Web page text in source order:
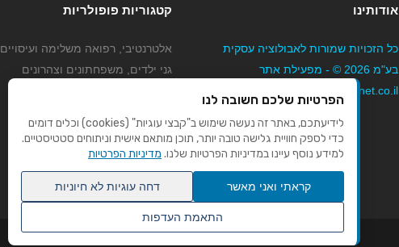
אודותינו
כל הזכויות שמורות לאבולוציה עסקית
בע"מ 2026 © - מפעילת אתר
Mybiznet.co.il
קטגוריות פופולריות
אלטרנטיבי, רפואה משלימה ועיסויים
גני ילדים, משפחתונים וצהרונים
הפרטיות שלכם חשובה לנו
לידיעתכם, באתר זה נעשה שימוש ב"קבצי עוגיות" (cookies) וכלים דומים
כדי לספק חוויית גלישה טובה יותר, תוכן מותאם אישית וניתוחים סטטיסטיים.
למידע נוסף עיינו במדיניות הפרטיות שלנו. מדיניות הפרטיות
קראתי ואני מאשר דחה עוגיות לא חיוניות
התאמת העדפות